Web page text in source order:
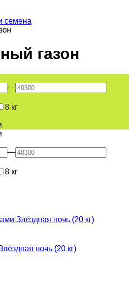
семена
газон
—
8 кг
—
8 кг
ночь (20 кг)